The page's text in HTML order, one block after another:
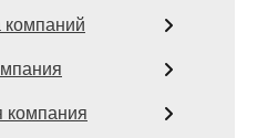
компаний
компания